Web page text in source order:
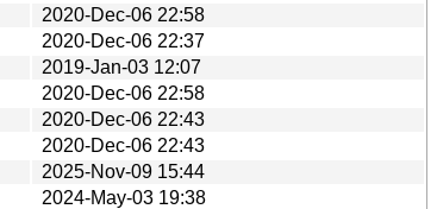
2020-Dec-06 22:58
2020-Dec-06 22:37
2019-Jan-03 12:07
2020-Dec-06 22:58
2020-Dec-06 22:43
2020-Dec-06 22:43
2025-Nov-09 15:44
2024-May-03 19:38